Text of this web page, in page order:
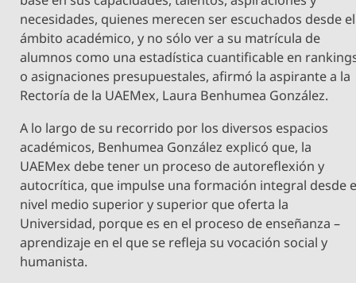
necesidades, quienes merecen ser escuchados desde el
ámbito académico, y no sólo ver a su matrícula de
alumnos como una estadística cuantificable en
o asignaciones presupuestales, afirmó la aspirante a la
Rectoría de la UAEMex, Laura Benhumea González.
A lo largo de su recorrido por los diversos espacios
académicos, Benhumea González explicó que, la
UAEMex debe tener un proceso de autoreflexión y
autocrítica, que impulse una formación integral desde
nivel medio superior y superior que oferta la
Universidad, porque es en el proceso de enseñanza –
aprendizaje en el que se refleja su vocación social y
humanista.